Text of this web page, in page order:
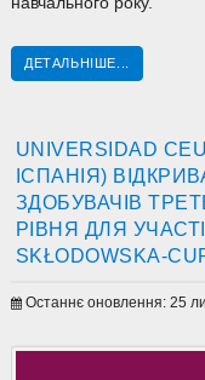
ДЕТАЛЬНІШЕ...
UNIVERSIDAD
ІСПАНІЯ)
ЗДОБУВАЧІВ
РІВНЯ ДЛЯ
SKŁODOWSKA-
Останнє оновлення: 25